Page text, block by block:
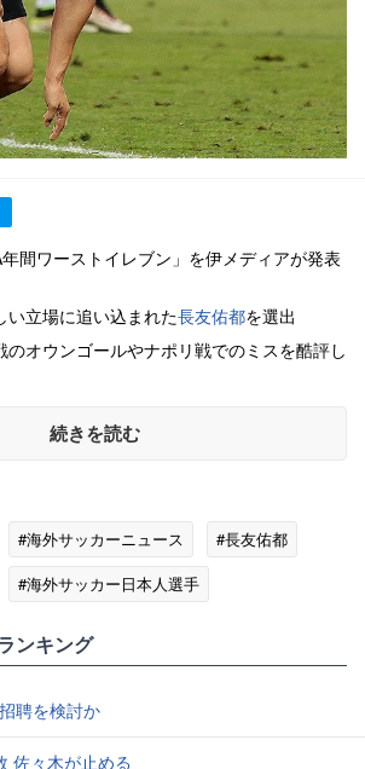
間ワーストイレブン」を伊メディアが発表
い立場に追い込まれた長友佑都を選出
のオウンゴールやナポリ戦でのミスを酷評し
続きを読む
#海外サッカーニュース
#長友佑都
#海外サッカー日本人選手
ンキング
聘を検討か
佐々木が止める